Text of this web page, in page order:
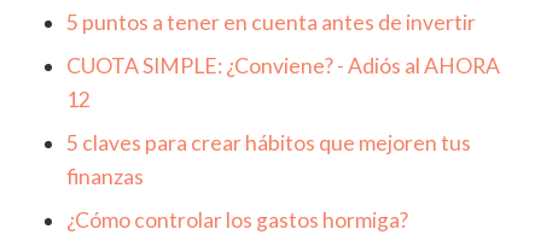
5 puntos a tener en cuenta antes de invertir
CUOTA SIMPLE: ¿Conviene? - Adiós al AHORA
12
5 claves para crear hábitos que mejoren tus
finanzas
¿Cómo controlar los gastos hormiga?